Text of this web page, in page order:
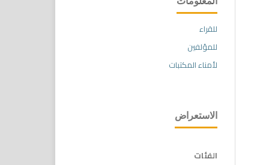
للقراء
للمؤلفين
لأمناء المكتبات
الاستعراض
الفئات